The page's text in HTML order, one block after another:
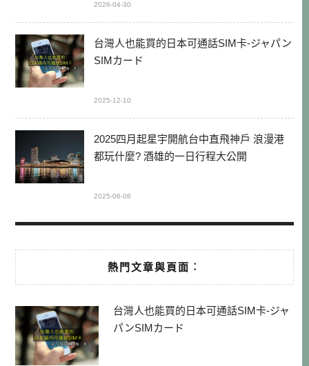
2026-04-30
台灣人也能買的日本可通話SIM卡-ジャパン
SIMカード
2025-12-10
2025四月起星宇開航台中直飛神戶 浪漫港
都玩什麼? 酒雄的一日行程大公開
2025-06-08
熱門文章與頁面︰
台灣人也能買的日本可通話SIM卡-ジャ
パンSIMカード